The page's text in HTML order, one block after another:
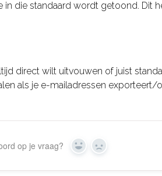
die standaard wordt getoond. Dit
direct wilt uitvouwen of juist
als je e-mailadressen exporteert/
op je vraag? Yes No